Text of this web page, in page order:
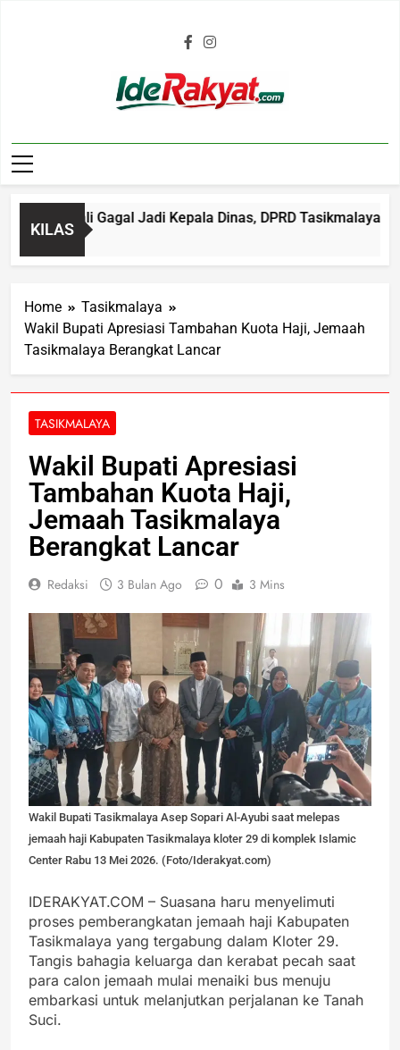
Iderakyat.com
KILAS
Kembali Gagal Jadi Kepala Dinas, DPRD Tasikmalaya Soroti
Home
Tasikmalaya
Wakil Bupati Apresiasi Tambahan Kuota Haji, Jemaah
Tasikmalaya Berangkat Lancar
TASIKMALAYA
Wakil Bupati Apresiasi
Tambahan Kuota Haji,
Jemaah Tasikmalaya
Berangkat Lancar
Redaksi 3 Bulan Ago 0 3 Mins
Wakil Bupati Tasikmalaya Asep Sopari Al-Ayubi saat melepas
jemaah haji Kabupaten Tasikmalaya kloter 29 di komplek Islamic
Center Rabu 13 Mei 2026. (Foto/Iderakyat.com)
IDERAKYAT.COM – Suasana haru menyelimuti
proses pemberangkatan jemaah haji Kabupaten
Tasikmalaya yang tergabung dalam Kloter 29.
Tangis bahagia keluarga dan kerabat pecah saat
para calon jemaah mulai menaiki bus menuju
embarkasi untuk melanjutkan perjalanan ke Tanah
Suci.